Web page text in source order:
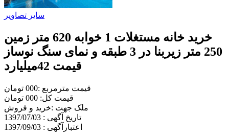
سایر تصاویر
خرید خانه مستغلات 1 خوابه 620 متر زمین
250 متر زیربنا در 3 طبقه و نمای سنگ نوساز
قيمت 42ميليارد
قیمت مترمربع :000 تومان
قیمت کل: 000 تومان
ملک جهت :خريد و فروش
تاریخ آگهی : 1397/07/03
اعتبارآگهی : 1397/09/03